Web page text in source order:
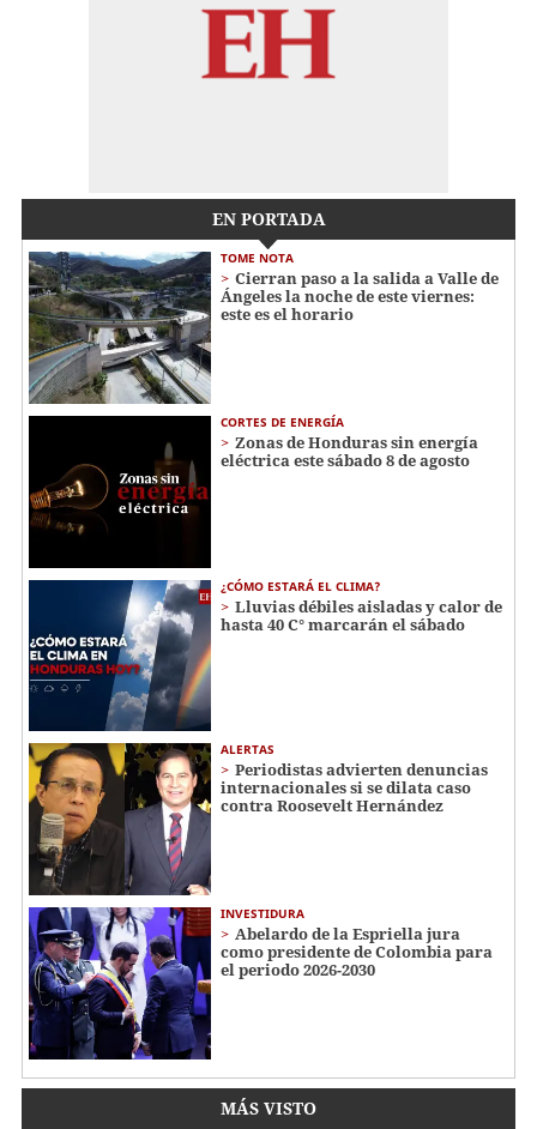
EN PORTADA
TOME NOTA
Cierran paso a la salida a Valle de
Ángeles la noche de este viernes:
este es el horario
CORTES DE ENERGÍA
Zonas de Honduras sin energía
eléctrica este sábado 8 de agosto
¿CÓMO ESTARÁ EL CLIMA?
Lluvias débiles aisladas y calor de
hasta 40 C° marcarán el sábado
ALERTAS
Periodistas advierten denuncias
internacionales si se dilata caso
contra Roosevelt Hernández
INVESTIDURA
Abelardo de la Espriella jura
como presidente de Colombia para
el periodo 2026-2030
MÁS VISTO